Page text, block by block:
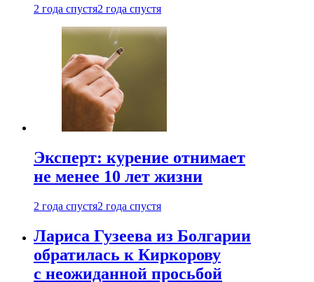
2 года спустя2 года спустя
Эксперт: курение отнимает
не менее 10 лет жизни
2 года спустя2 года спустя
Лариса Гузеева из Болгарии
обратилась к Киркорову
с неожиданной просьбой